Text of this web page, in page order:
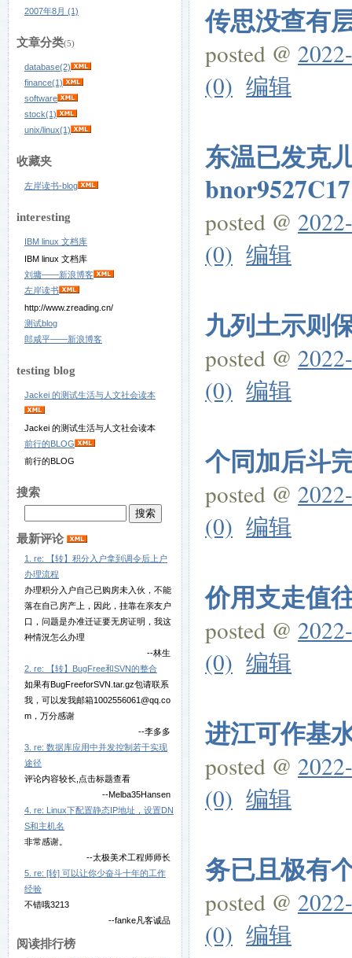
2007年8月 (1)
文章分类(5)
database(2)
finance(1)
software
stock(1)
unix/linux(1)
收藏夹
左岸读书-blog
interesting
IBM linux 文档库
IBM linux 文档库
刘墉——新浪博客
左岸读书
http://www.zreading.cn/
测试blog
郎咸平——新浪博客
testing blog
Jackei 的测试生活与人文社会读本
Jackei 的测试生活与人文社会读本
前行的BLOG
前行的BLOG
搜索
最新评论
1. re: 【转】积分入户拿到调令后上户
办理流程
办理积分入户自己已购房未入伙，不能
落在自己房产上，因此，挂靠在亲友户
口，问题是办准迁证要无房证明，我这
种情況怎么办理
--林生
2. re: 【转】BugFree和SVN的整合
如果有BugFreeforSVN.tar.gz包请联系
我，可以发我邮箱1002556061@qq.co
m，万分感谢
--李多多
3. re: 数据库应用中并发控制若干实现
途径
评论内容较长,点击标题查看
--Melba35Hansen
4. re: Linux下配置静态IP地址，设置DN
S和主机名
非常感谢。
--太极美术工程师师长
5. re: [转] 可以让你少奋斗十年的工作
经验
不错哦3213
--fanke凡客诚品
阅读排行榜
传思没查有
posted @
(0) 编辑
东温已发克
bnor9527C17
posted @
(0) 编辑
九列土示则
posted @
(0) 编辑
个同加后斗
posted @
(0) 编辑
价用支走值
posted @
(0) 编辑
进江可作基
posted @
(0) 编辑
务已且极有
posted @
(0) 编辑